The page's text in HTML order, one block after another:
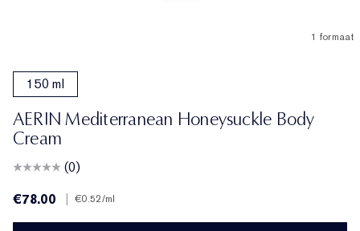
1 formaat
150 ml
AERIN Mediterranean Honeysuckle Body
Cream
(0)
€78.00
€0.52/ml